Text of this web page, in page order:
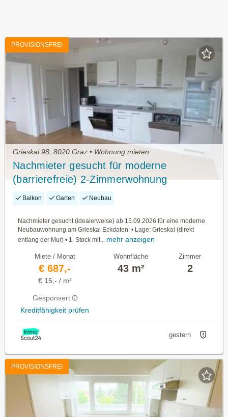
PROVISIONSFREI
Grieskai 98, 8020 Graz • Wohnung mieten
Nachmieter gesucht für moderne
(barrierefreie) 2-Zimmerwohnung
Balkon Garten Neubau
Nachmieter gesucht (idealerweise) ab 15.09.2026 für eine moderne
Neubauwohnung am Grieskai Eckdaten: • Lage: Grieskai (direkt
entlang der Mur) • 1. Stock mit... mehr anzeigen
Miete / Monat
€ 687,-
€ 15,- / m²
Gesponsert
Kreditfähigkeit prüfen
Wohnfläche
43 m²
Zimmer
2
gestern
PROVISIONSFREI